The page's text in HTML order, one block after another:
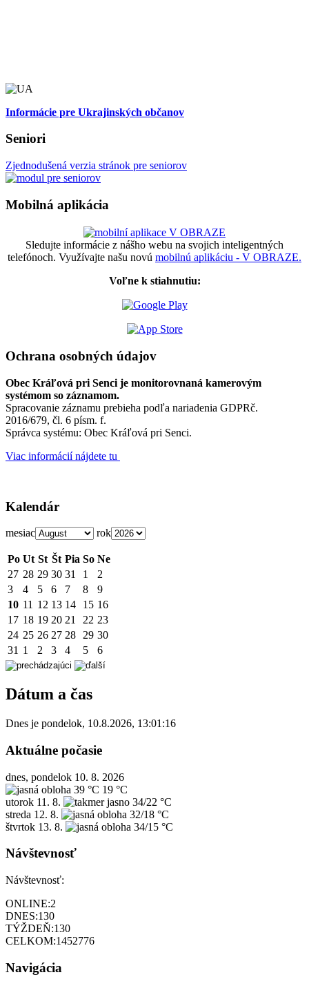
Informácie pre Ukrajinských občanov
Seniori
Zjednodušená verzia stránok pre seniorov
Mobilná aplikácia
Sledujte informácie z nášho webu na svojich inteligentných
telefónoch. Využívajte našu novú mobilnú aplikáciu - V OBRAZE.
Voľne k stiahnutiu:
Ochrana osobných údajov
Obec Kráľová pri Senci je monitorovnaná kamerovým
systémom so záznamom.
Spracovanie záznamu prebieha podľa nariadenia GDPRč.
2016/679, čl. 6 písm. f.
Správca systému: Obec Kráľová pri Senci.
Viac informácií nájdete tu
Kalendár
mesiac rok
Po Ut St Št Pia So Ne
27 28 29 30 31 1
2
3
4 5 6 7 8
9
10 11 12 13 14 15 16
17 18 19 20 21 22 23
24 25 26 27 28 29 30
31 1 2 3 4 5 6
Dátum a čas
Dnes je pondelok, 10.8.2026, 13:01:16
Aktuálne počasie
dnes, pondelok 10. 8. 2026
39 °C 19 °C
utorok 11. 8.
34/22 °C
streda 12. 8.
32/18 °C
štvrtok 13. 8. 34/15 °C
Návštevnosť
Návštevnosť:
ONLINE:2
DNES:130
TÝŽDEŇ:130
CELKOM:1452776
Navigácia